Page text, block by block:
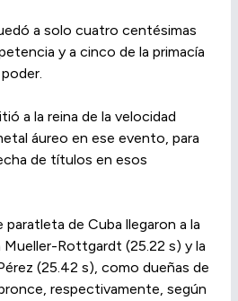
a solo cuatro centésimas
y a cinco de la primacía
a la reina de la velocidad
áureo en ese evento, para
de títulos en esos
paratleta de Cuba llegaron a la
Mueller-Rottgardt (25.22 s) y la
(25.42 s), como dueñas de
respectivamente, según